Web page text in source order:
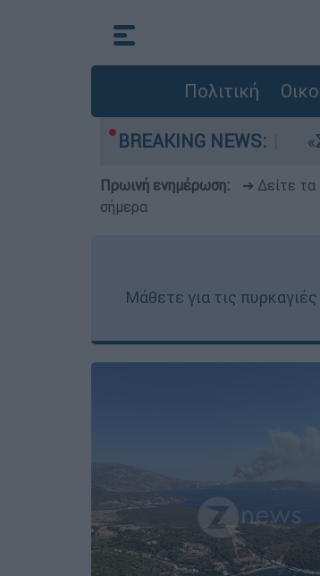
Πολιτική
BREAKING NEWS:
στο Αιγαίο «Στέρεψε» η
Πρωινή ενημέρωση: ➔ Δείτε
σήμερα
Μάθετε για τις